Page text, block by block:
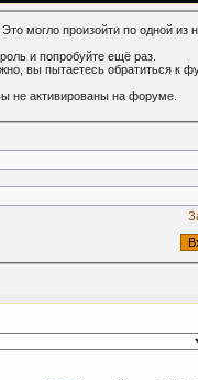
могло произойти по одной из
и попробуйте ещё раз.
вы пытаетесь обратиться к
не активированы на форуме.